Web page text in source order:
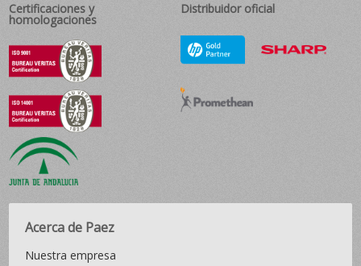
Certificaciones y
homologaciones
Distribuidor oficial
Acerca de Paez
Nuestra empresa